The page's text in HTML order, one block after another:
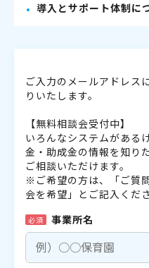
導入とサポート体制に
ご入力のメールアドレス
りいたします。
【無料相談会受付中】
いろんなシステムがある
金・助成金の情報を知り
ご相談いただけます。
※ご希望の方は、「ご質
会を希望」とご記入くださ
必須 事業所名